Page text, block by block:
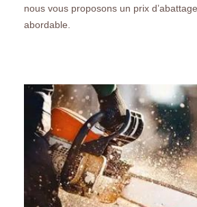
nous vous proposons un prix
abordable.